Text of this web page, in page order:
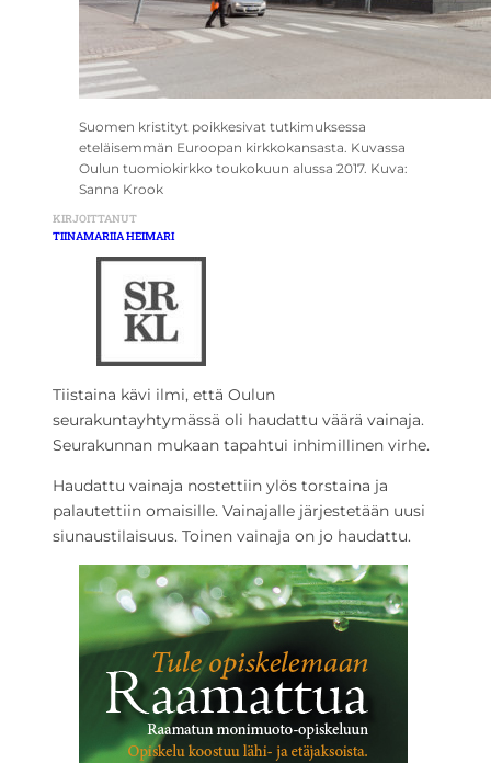
Suomen kristityt poikkesivat tutkimuksessa
eteläisemmän Euroopan kirkkokansasta. Kuvassa
Oulun tuomiokirkko toukokuun alussa 2017. Kuva:
Sanna Krook
KIRJOITTANUT
TIINAMARIIA HEIMARI
Tiistaina kävi ilmi, että Oulun
seurakuntayhtymässä oli haudattu väärä vainaja.
Seurakunnan mukaan tapahtui inhimillinen virhe.
Haudattu vainaja nostettiin ylös torstaina ja
palautettiin omaisille. Vainajalle järjestetään uusi
siunaustilaisuus. Toinen vainaja on jo haudattu.